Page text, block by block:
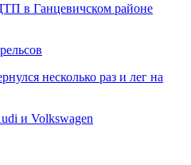
в Ганцевичском районе
несколько раз и лег на
и Volkswagen